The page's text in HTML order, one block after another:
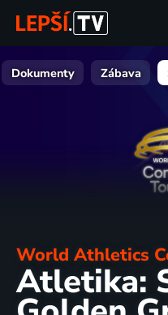
Dokumenty Zábava
World Athletics
Atletika: